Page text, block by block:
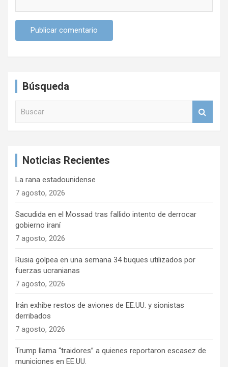
Búsqueda
Noticias Recientes
La rana estadounidense
7 agosto, 2026
Sacudida en el Mossad tras fallido intento de derrocar
gobierno iraní
7 agosto, 2026
Rusia golpea en una semana 34 buques utilizados por
fuerzas ucranianas
7 agosto, 2026
Irán exhibe restos de aviones de EE.UU. y sionistas
derribados
7 agosto, 2026
Trump llama “traidores” a quienes reportaron escasez de
municiones en EE.UU.